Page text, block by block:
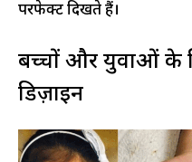
परफेक्ट दिखते हैं।
बच्चों और युवाओं के
डिज़ाइन